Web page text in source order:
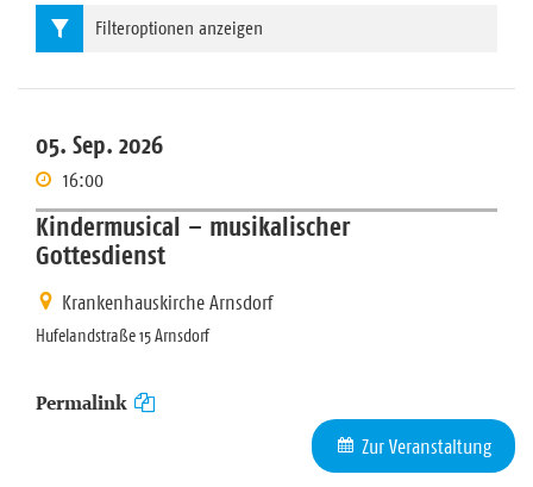
05. Sep. 2026
16:00
Kindermusical – musikalischer
Gottesdienst
Krankenhauskirche Arnsdorf
Hufelandstraße 15 Arnsdorf
Permalink
Zur Veranstaltung
Filteroptionen anzeigen